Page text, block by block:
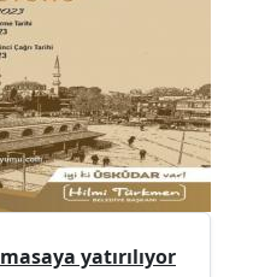
yatırılıyor